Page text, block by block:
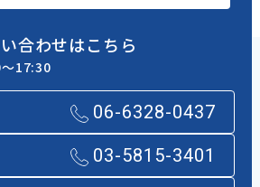
合わせはこちら
17:30
06-6328-0437
03-5815-3401